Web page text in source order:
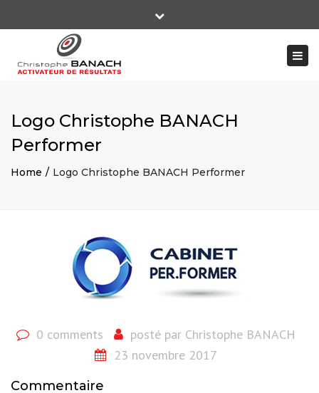
contact@christophebanach-performer.fr
Close
Logo Christophe BANACH
Performer
Home Logo Christophe BANACH Performer
0 comments posté par Christophe BANACH
23 novembre 2017
Commentaire